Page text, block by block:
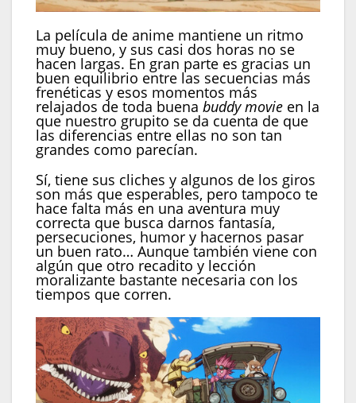
La película de anime mantiene un ritmo
muy bueno, y sus casi dos horas no se
hacen largas. En gran parte es gracias un
buen equilibrio entre las secuencias más
frenéticas y esos momentos más
relajados de toda buena buddy movie en la
que nuestro grupito se da cuenta de que
las diferencias entre ellas no son tan
grandes como parecían.
Sí, tiene sus cliches y algunos de los giros
son más que esperables, pero tampoco te
hace falta más en una aventura muy
correcta que busca darnos fantasía,
persecuciones, humor y hacernos pasar
un buen rato… Aunque también viene con
algún que otro recadito y lección
moralizante bastante necesaria con los
tiempos que corren.